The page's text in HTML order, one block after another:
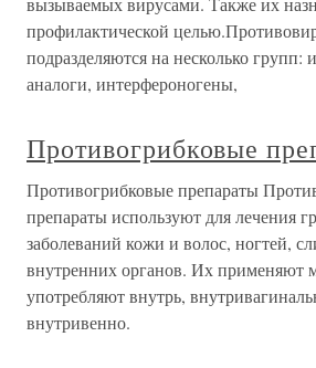
профилактической
подразделяются на несколько
аналоги, интерфероногены,
Противогрибковые
Противогрибковые препараты
препараты используют для лечения
заболеваний кожи и волос, ногтей,
внутренних органов. Их применяют
употребляют внутрь,
внутривенно.